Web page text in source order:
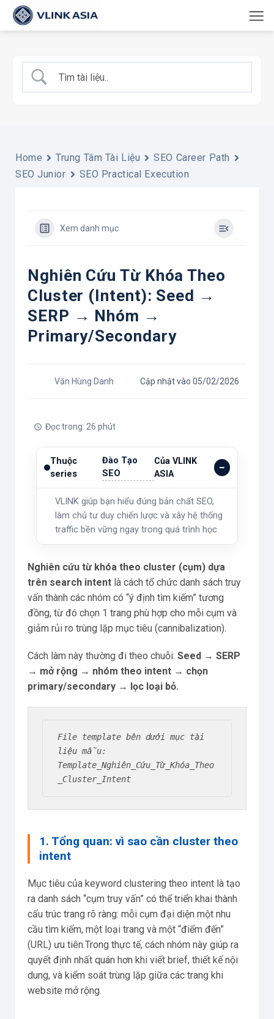
qua
dung
Home Trung Tâm Tài Liệu
SEO Career Path
SEO Junior
SEO Practical Execution
Xem danh mục
Nghiên Cứu Từ Khóa Theo
Cluster (Intent): Seed →
SERP → Nhóm →
Primary/Secondary
Văn Hùng Danh Cập nhật vào 05/02/2026
Đọc trong: 26 phút
Thuộc
series
Đào Tạo
SEO
Của VLINK
ASIA
VLINK giúp bạn hiểu đúng bản chất SEO,
làm chủ tư duy chiến lược và xây hệ thống
traffic bền vững ngay trong quá trình học.
Nghiên cứu từ khóa theo cluster (cụm) dựa
trên search intent là cách tổ chức danh sách truy
vấn thành các nhóm có “ý định tìm kiếm” tương
đồng, từ đó chọn 1 trang phù hợp cho mỗi cụm và
giảm rủi ro trùng lặp mục tiêu (cannibalization).
Cách làm này thường đi theo chuỗi: Seed → SERP
→ mở rộng → nhóm theo intent → chọn
primary/secondary → lọc loại bỏ.
File template bên dưới mục tài
liệu mẫu:
Template_Nghiên_Cứu_Từ_Khóa_Theo
_Cluster_Intent
1. Tổng quan: vì sao cần cluster theo
intent
Mục tiêu của keyword clustering theo intent là tạo
ra danh sách “cụm truy vấn” có thể triển khai thành
cấu trúc trang rõ ràng: mỗi cụm đại diện một nhu
cầu tìm kiếm, một loại trang và một “điểm đến”
(URL) ưu tiên.Trong thực tế, cách nhóm này giúp ra
quyết định nhất quán hơn khi viết brief, thiết kế nội
dung, và kiểm soát trùng lặp giữa các trang khi
website mở rộng.